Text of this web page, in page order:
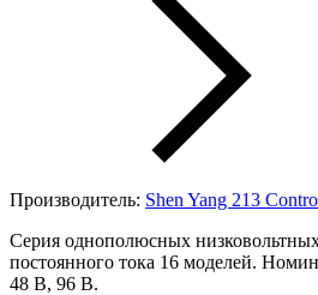
Производитель: Shen Yang 213
Серия однополюсных
постоянного тока 16 моделей.
48 В, 96 В.